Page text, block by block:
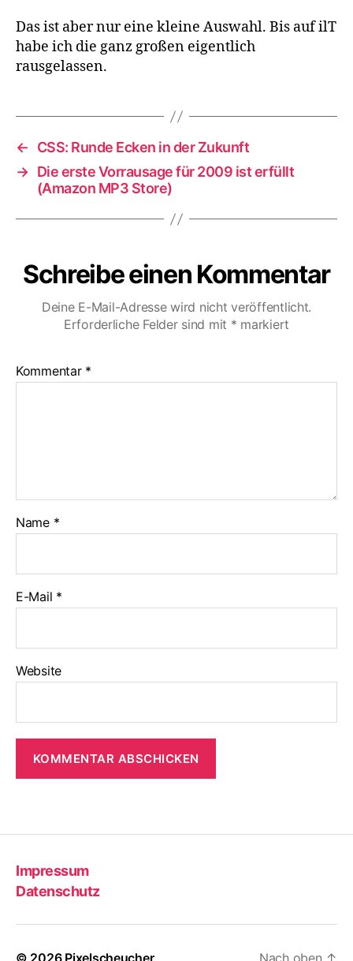
Das ist aber nur eine kleine Auswahl. Bis auf ilT
habe ich die ganz großen eigentlich
rausgelassen.
←
CSS: Runde Ecken in der Zukunft
→ Die erste Vorrausage für 2009 ist erfüllt
(Amazon MP3 Store)
Schreibe einen Kommentar
Deine E-Mail-Adresse wird nicht veröffentlicht.
Erforderliche Felder sind mit * markiert
Kommentar *
Name *
E-Mail *
Website
Impressum
Datenschutz
© 2026 Pixelscheucher Nach oben ↑